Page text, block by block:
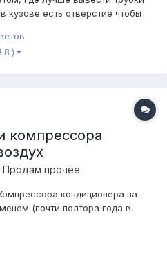
кузове есть отверстие чтобы
8 )
компрессора
Продам прочее
кондиционера на
(почти полтора года в
Berkut R20. Расход масла
года использовалось около